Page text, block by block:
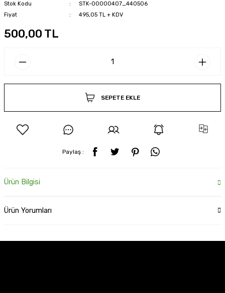
Stok Kodu
STK-00000407_440506
Fiyat
495,05 TL + KDV
500,00 TL
SEPETE EKLE
Paylaş :
Ürün Bilgisi
Ürün Yorumları